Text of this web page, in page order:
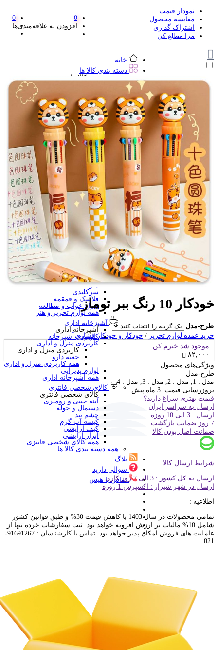
نمودار قیمت
مقایسه محصول
اشتراک گذاری
مرا مطلع کن
0
افزودن به علاقه‌مندی‌ها
0
خانه
دسته بندی کالا ها
دسته بندی کالا ها
لوازم تحریر و هنر
مداد
پاک کن و غلط گیر
مداد تراش
اتود و نوک
روان نویس فانتزی
خودکار و خودکار فشاری
ماژیک ها
دفترچه یادداشت
استیکر
استیک نوت
خط کش و گونیا
کیف غذا
کوله پشتی
چسب
کاتر فانتزی
بوک مارک
ماشین حساب
قیچی
منگنه فانتزی
سرگرمی و آموزشی
فانتزی ها
برچسب استیکری
کاور A4 و پوشه فانتزی
تخته وایت برد
تخته شاسی
ساعت رومیزی
متر
سرکلیدی
فلاسک و قمقمه
چراغ خواب و مطالعه
همه لوازم تحریر و هنر
آشپزخانه اداری
آشپزخانه اداری
کاربردی آشپزخانه
کاربردی منزل و اداری
کاربردی منزل و اداری
جعبه دارو
همه کاربردی منزل و اداری
لوازم پذیرایی
همه آشپزخانه اداری
کالای شخصی فانتزی
کالای شخصی فانتزی
آینه جیبی و رومیزی
دستمال و حوله
چشم بند
کیسه آب گرم
کیف آرایشی
ابزار آرایشی
همه کالای شخصی فانتزی
همه دسته بندی کالا ها
بلاگ
سوالی دارید
تماس با هیس
خودکار 10 رنگ ببر توماز
طرح-مدل
خرید عمده لوازم تحریر / خودکار و خودکار فشاری
موجود شد خبرم کن
۸۲,۰۰۰
ویژگی‌های محصول
طرح-مدل
مدل : 1, مدل : 2, مدل : 3, مدل : 4
بروزرسانی قیمت: 3 ماه پیش
قیمت بهتری سراغ دارید؟
ارسال به سراسر ایران
ارسال : 3 الی 10 روزه
7 روز ضمانت بازگشت
ضمانت اصل بودن کالا
شرایط ارسال کالا
ارسال به کل کشور : 3 الی 7 روز کاری
ارسال در شهر شیراز : اکسپرس 1 روزه
اطلاعیه :
تمامی محصولات در سال 1403 با کاهش قیمت 30% و طبق قوانین کشور
شامل 10% مالیات بر ارزش افزونه خواهد بود. ثبت سفارشات خرده تنها از
عاملیت های فروش امکان پذیر خواهد بود. تماس با کارشناسان : 91691267-
021